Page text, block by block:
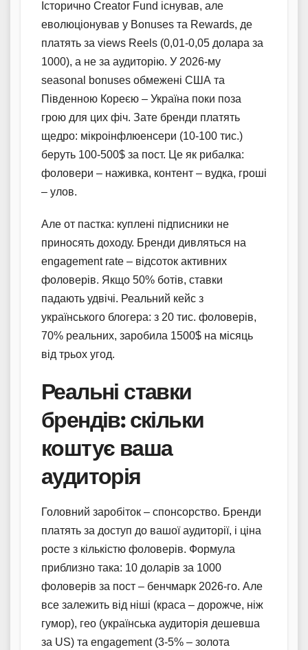
Історично Creator Fund існував, але
еволюціонував у Bonuses та Rewards, де
платять за views Reels (0,01-0,05 долара за
1000), а не за аудиторію. У 2026-му
seasonal bonuses обмежені США та
Південною Кореєю – Україна поки поза
грою для цих фіч. Зате бренди платять
щедро: мікроінфлюенсери (10-100 тис.)
беруть 100-500$ за пост. Це як рибалка:
фоловери – наживка, контент – вудка, гроші
– улов.
Але от пастка: куплені підписники не
приносять доходу. Бренди дивляться на
engagement rate – відсоток активних
фоловерів. Якщо 50% ботів, ставки
падають удвічі. Реальний кейс з
українського блогера: з 20 тис. фоловерів,
70% реальних, заробила 1500$ на місяць
від трьох угод.
Реальні ставки
брендів: скільки
коштує ваша
аудиторія
Головний заробіток – спонсорство. Бренди
платять за доступ до вашої аудиторії, і ціна
росте з кількістю фоловерів. Формула
приблизно така: 10 доларів за 1000
фоловерів за пост – бенчмарк 2026-го. Але
все залежить від ніші (краса – дорожче, ніж
гумор), гео (українська аудиторія дешевша
за US) та engagement (3-5% – золота